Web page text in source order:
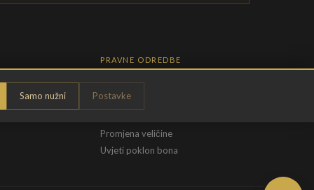
Samo nužni Postavke
PRAVNE ODREDBE
Pravila privatnosti
Opći uvjeti
Promjena veličine
Uvjeti poklon bona